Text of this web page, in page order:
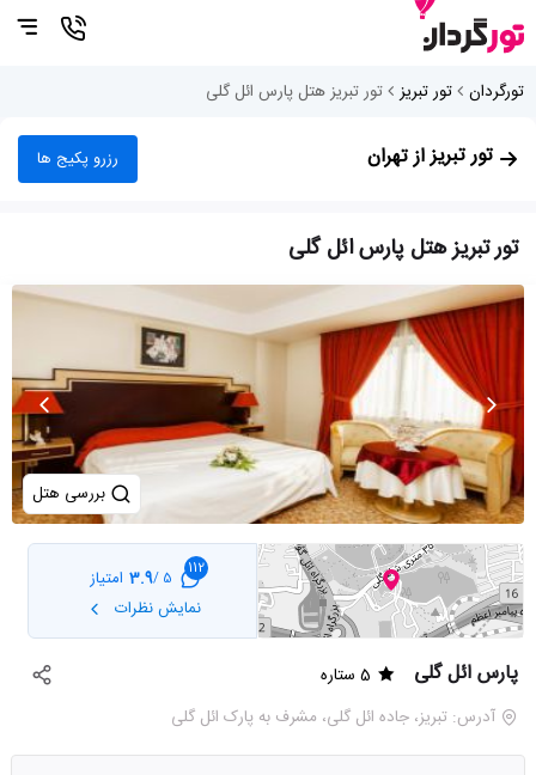
تورگردان تور تبریز تور تبریز هتل پارس ائل گلی
تور تبریزاز تهران رزرو پکیج ها
تور تبریز هتل پارس ائل گلی
بررسی هتل
112
5 /
3.9 امتیاز
نمایش نظرات
پارس ائل گلی
5 ستاره
آدرس: تبریز، جاده ائل گلی، مشرف به پارک ائل گلی